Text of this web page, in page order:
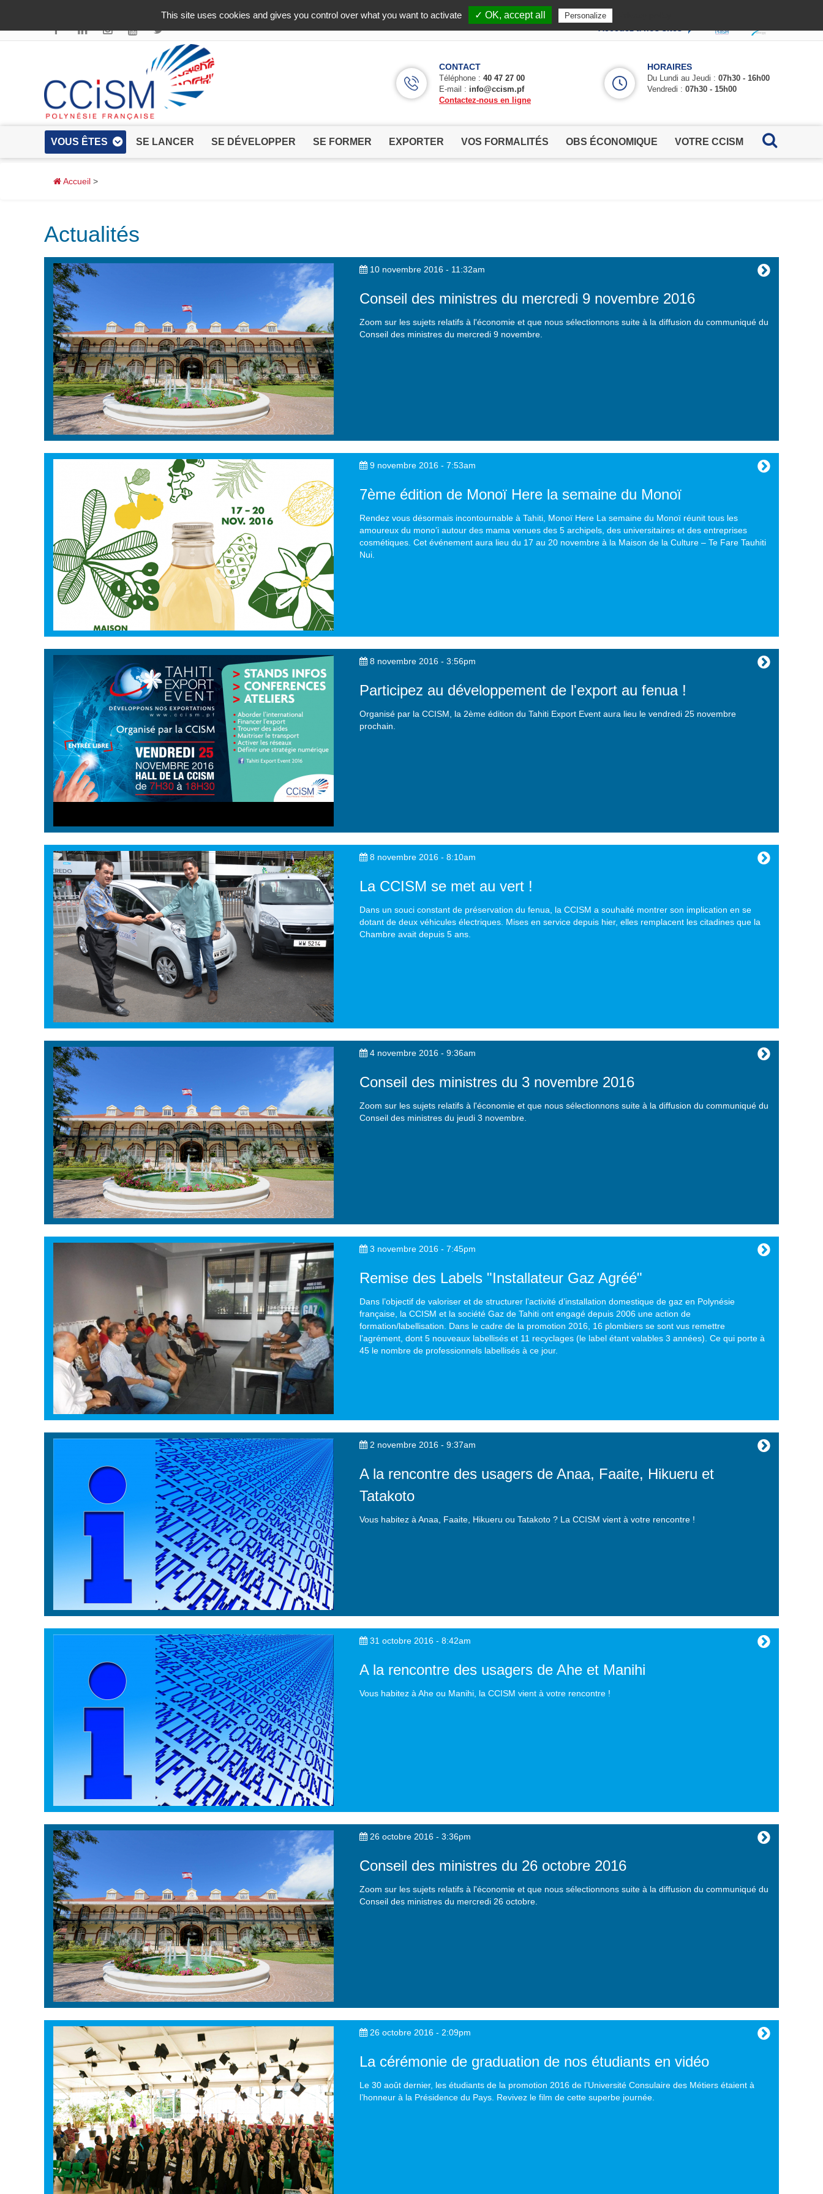
✓ Allow
CONTACT
Téléphone : 40 47 27 00
E-mail : info@ccism.pf
Contactez-nous en ligne
HORAIRES
Du Lundi au Jeudi : 07h30 - 16h00
Vendredi : 07h30 - 15h00
VOUS ÊTES SE LANCER SE DÉVELOPPER SE FORMER EXPORTER VOS FORMALITÉS OBS ÉCONOMIQUE VOTRE CCISM
Accueil >
Actualités
10 novembre 2016 - 11:32am
Conseil des ministres du mercredi 9 novembre 2016
Zoom sur les sujets relatifs à l'économie et que nous sélectionnons suite à la diffusion du communiqué du
Conseil des ministres du mercredi 9 novembre.
9 novembre 2016 - 7:53am
7ème édition de Monoï Here la semaine du Monoï
Rendez vous désormais incontournable à Tahiti, Monoï Here La semaine du Monoï réunit tous les
amoureux du mono’i autour des mama venues des 5 archipels, des universitaires et des entreprises
cosmétiques. Cet événement aura lieu du 17 au 20 novembre à la Maison de la Culture – Te Fare Tauhiti
Nui.
8 novembre 2016 - 3:56pm
Participez au développement de l'export au fenua !
Organisé par la CCISM, la 2ème édition du Tahiti Export Event aura lieu le vendredi 25 novembre
prochain.
8 novembre 2016 - 8:10am
La CCISM se met au vert !
Dans un souci constant de préservation du fenua, la CCISM a souhaité montrer son implication en se
dotant de deux véhicules électriques. Mises en service depuis hier, elles remplacent les citadines que la
Chambre avait depuis 5 ans.
4 novembre 2016 - 9:36am
Conseil des ministres du 3 novembre 2016
Zoom sur les sujets relatifs à l'économie et que nous sélectionnons suite à la diffusion du communiqué du
Conseil des ministres du jeudi 3 novembre.
3 novembre 2016 - 7:45pm
Remise des Labels "Installateur Gaz Agréé"
Dans l’objectif de valoriser et de structurer l’activité d’installation domestique de gaz en Polynésie
française, la CCISM et la société Gaz de Tahiti ont engagé depuis 2006 une action de
formation/labellisation. Dans le cadre de la promotion 2016, 16 plombiers se sont vus remettre
l’agrément, dont 5 nouveaux labellisés et 11 recyclages (le label étant valables 3 années). Ce qui porte à
45 le nombre de professionnels labellisés à ce jour.
2 novembre 2016 - 9:37am
A la rencontre des usagers de Anaa, Faaite, Hikueru et
Tatakoto
Vous habitez à Anaa, Faaite, Hikueru ou Tatakoto ? La CCISM vient à votre rencontre !
31 octobre 2016 - 8:42am
A la rencontre des usagers de Ahe et Manihi
Vous habitez à Ahe ou Manihi, la CCISM vient à votre rencontre !
26 octobre 2016 - 3:36pm
Conseil des ministres du 26 octobre 2016
Zoom sur les sujets relatifs à l'économie et que nous sélectionnons suite à la diffusion du communiqué du
Conseil des ministres du mercredi 26 octobre.
26 octobre 2016 - 2:09pm
La cérémonie de graduation de nos étudiants en vidéo
Le 30 août dernier, les étudiants de la promotion 2016 de l’Université Consulaire des Métiers étaient à
l’honneur à la Présidence du Pays. Revivez le film de cette superbe journée.
This site uses cookies and gives you control over what you want to activate ✓ OK, accept all Personalize